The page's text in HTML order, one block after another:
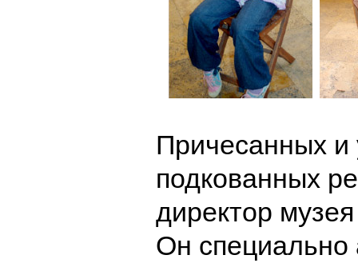
Причесанных и
подкованных
директор
Он специально